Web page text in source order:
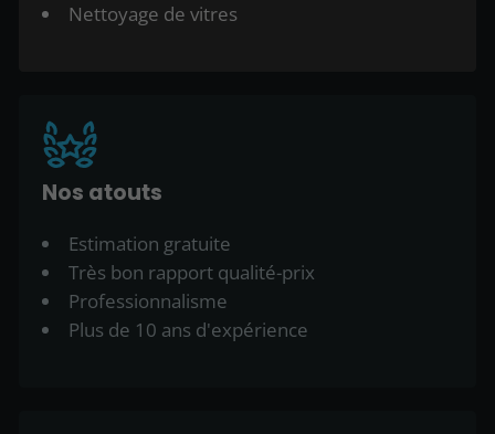
Nettoyage de vitres
Nos atouts
Estimation gratuite
Très bon rapport qualité-prix
Professionnalisme
Plus de 10 ans d'expérience